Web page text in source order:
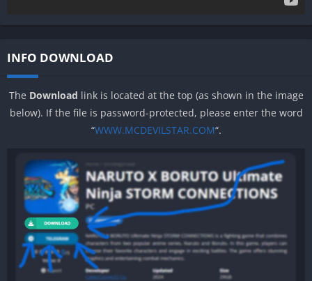
INFO DOWNLOAD
The Download link is located at the top (as shown in the image
below). If the file is password-protected, please enter the word
“WWW.MCDEVILSTAR.COM“.